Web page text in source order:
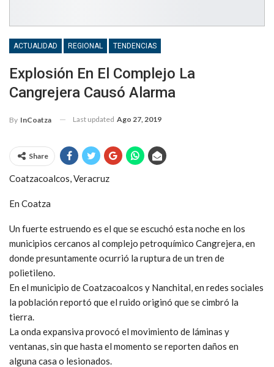
ACTUALIDAD REGIONAL TENDENCIAS
Explosión En El Complejo La
Cangrejera Causó Alarma
By InCoatza Last updated Ago 27, 2019
Share
Coatzacoalcos, Veracruz
En Coatza
Un fuerte estruendo es el que se escuchó esta noche en los
municipios cercanos al complejo petroquímico Cangrejera, en
donde presuntamente ocurrió la ruptura de un tren de
polietileno.
En el municipio de Coatzacoalcos y Nanchital, en redes sociales
la población reportó que el ruido originó que se cimbró la
tierra.
La onda expansiva provocó el movimiento de láminas y
ventanas, sin que hasta el momento se reporten daños en
alguna casa o lesionados.